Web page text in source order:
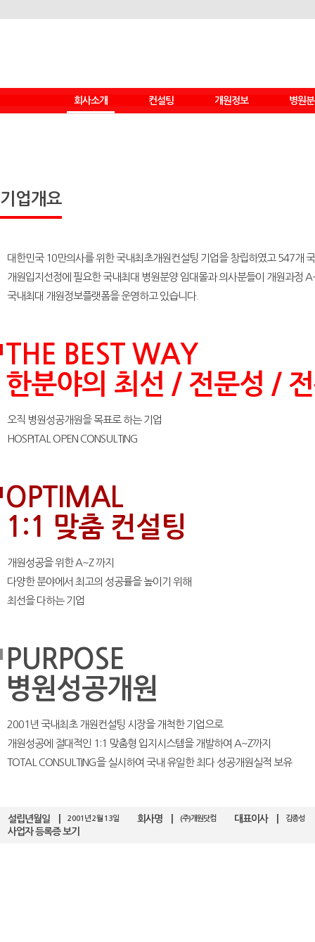
회사소개 컨설팅
마케팅 절차
브랜드 마케팅
브랜드 마케팅 절차
개원정보 병원
기업개요
대한민국 10만의사를 위한 국내최초개원컨설팅 기업을 창립하였고 547개
개원입지선정에 필요한 국내최대 병원분양 임대몰과 의사분들이 개원과정
국내최대 개원정보플랫폼을 운영하고 있습니다.
THE BEST WAY
한분야의 최선 / 전문성 /
오직 병원성공개원을 목표로 하는 기업
HOSPITAL OPEN CONSULTING
OPTIMAL
1:1 맞춤 컨설팅
개원성공을 위한 A~Z 까지
다양한 분야에서 최고의 성공률을 높이기 위해
최선을 다하는 기업
PURPOSE
병원성공개원
2001년 국내최초 개원컨설팅 시장을 개척한 기업으로
개원성공에 절대적인 1:1 맞춤형 입지시스템을 개발하여 A~Z까지
TOTAL CONSULTING을 실시하여 국내 유일한 최다 성공개원실적 보유
설립년월일 2001년 2월 13일 회사명 (주)개원닷컴 대표이사 김종성
사업자 등록증 보기